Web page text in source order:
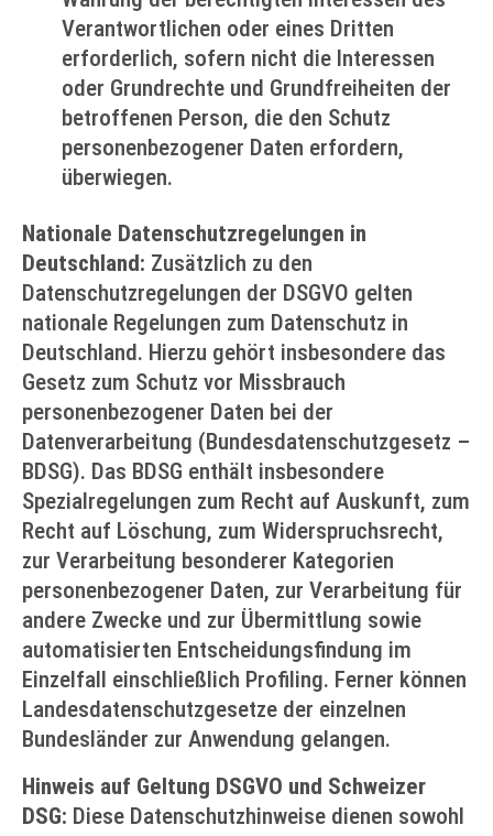
Verantwortlichen oder eines Dritten
erforderlich, sofern nicht die Interessen
oder Grundrechte und Grundfreiheiten der
betroffenen Person, die den Schutz
personenbezogener Daten erfordern,
überwiegen.
Nationale Datenschutzregelungen in
Deutschland: Zusätzlich zu den
Datenschutzregelungen der DSGVO gelten
nationale Regelungen zum Datenschutz in
Deutschland. Hierzu gehört insbesondere das
Gesetz zum Schutz vor Missbrauch
personenbezogener Daten bei der
Datenverarbeitung (Bundesdatenschutzgesetz –
BDSG). Das BDSG enthält insbesondere
Spezialregelungen zum Recht auf Auskunft, zum
Recht auf Löschung, zum Widerspruchsrecht,
zur Verarbeitung besonderer Kategorien
personenbezogener Daten, zur Verarbeitung für
andere Zwecke und zur Übermittlung sowie
automatisierten Entscheidungsfindung im
Einzelfall einschließlich Profiling. Ferner können
Landesdatenschutzgesetze der einzelnen
Bundesländer zur Anwendung gelangen.
Hinweis auf Geltung DSGVO und Schweizer
DSG: Diese Datenschutzhinweise dienen sowohl